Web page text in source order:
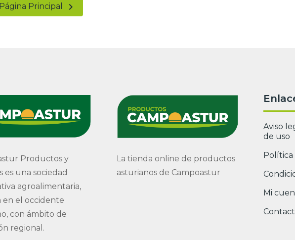
Principal 
Productos y
es una sociedad
agroalimentaria,
en el occidente
con ámbito de
regional.
La tienda online de productos
asturianos de Campoastur
Aviso
de uso
Política
Mi